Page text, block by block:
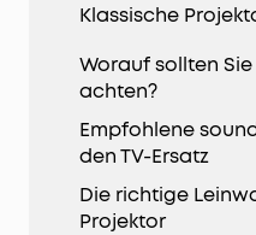
Klassische
Worauf sollten
achten?
Empfohlene
den TV-Ersatz
Die richtige
Projektor